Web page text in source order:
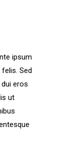
ipsum
Sed
eros
ut